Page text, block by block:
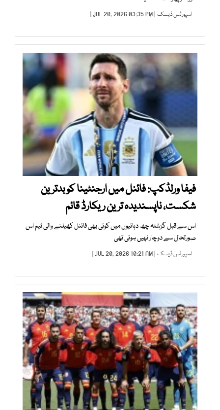
اسپورٹس ڈیسک | JUL 20, 2026 03:35 PM |
فیفا ورلڈکپ: فائنل میں ارجنٹینا کو بدترین
شکست، ناپسندیدہ ترین ریکارڈ قائم
اس سے قبل گزشتہ چھ دہائیوں میں کوئی بھی فائنل کھیلنے والی ٹیم اس
صورتحال سے دوچار نہیں ہوئی تھی
اسپورٹس ڈیسک | JUL 20, 2026 10:21 AM |